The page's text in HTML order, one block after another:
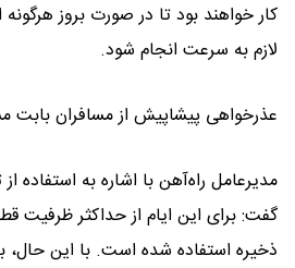
کار خواهند بود تا در صورت بروز هرگونه
لازم به سرعت انجام شود.
عذرخواهی پیشاپیش از مسافران بابت
مدیرعامل راه‌آهن با اشاره به استفاده
گفت: برای این ایام از حداکثر ظرفیت
ذخیره استفاده شده است. با این حال،